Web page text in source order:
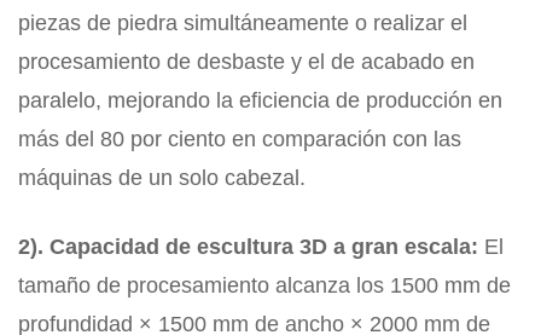
piezas de piedra simultáneamente o realizar el
procesamiento de desbaste y el de acabado en
paralelo, mejorando la eficiencia de producción en
más del 80 por ciento en comparación con las
máquinas de un solo cabezal.
2). Capacidad de escultura 3D a gran escala: El
tamaño de procesamiento alcanza los 1500 mm de
profundidad × 1500 mm de ancho × 2000 mm de